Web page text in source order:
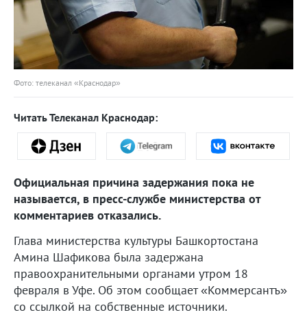
Фото: телеканал «Краснодар»
Читать Телеканал Краснодар:
Официальная причина задержания пока не
называется, в пресс-службе министерства от
комментариев отказались.
Глава министерства культуры Башкортостана
Амина Шафикова была задержана
правоохранительными органами утром 18
февраля в Уфе. Об этом сообщает «Коммерсантъ»
со ссылкой на собственные источники.